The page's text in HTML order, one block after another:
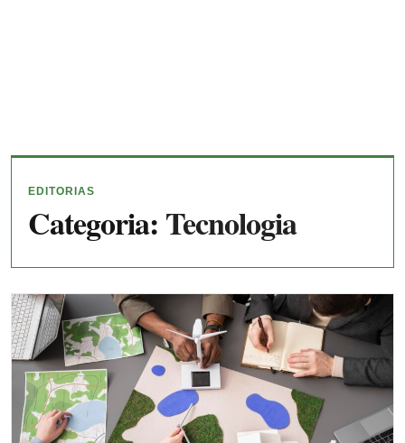
EDITORIAS
Categoria: Tecnologia